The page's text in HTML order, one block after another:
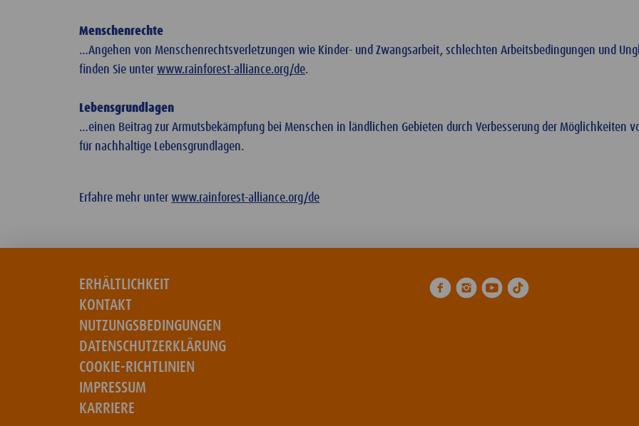
Menschenrechte
…Angehen von Menschenrechtsverletzungen wie Kinder- und Zwangsarbeit, schlechten Arbeitsbedingungen und
finden Sie unter www.rainforest-alliance.org/de.
Lebensgrundlagen
…einen Beitrag zur Armutsbekämpfung bei Menschen in ländlichen Gebieten durch Verbesserung der Möglichkeiten
für nachhaltige Lebensgrundlagen.
Erfahre mehr unter www.rainforest-alliance.org/de
ERHÄLTLICHKEIT
KONTAKT
NUTZUNGSBEDINGUNGEN
DATENSCHUTZERKLÄRUNG
COOKIE-RICHTLINIEN
IMPRESSUM
KARRIERE